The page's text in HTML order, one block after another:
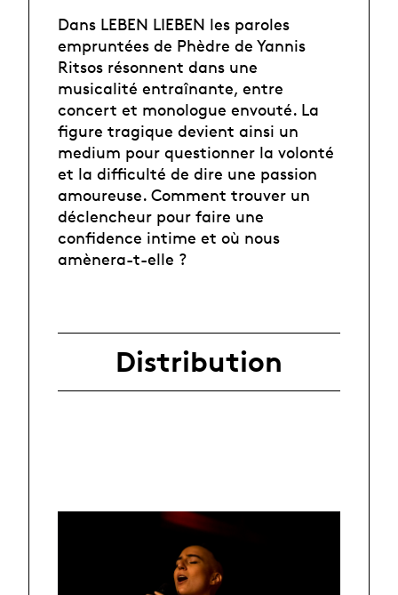
Dans LEBEN LIEBEN les paroles
empruntées de Phèdre de Yannis
Ritsos résonnent dans une
musicalité entraînante, entre
concert et monologue envouté. La
figure tragique devient ainsi un
medium pour questionner la volonté
et la difficulté de dire une passion
amoureuse. Comment trouver un
déclencheur pour faire une
confidence intime et où nous
amènera-t-elle ?
Distribution